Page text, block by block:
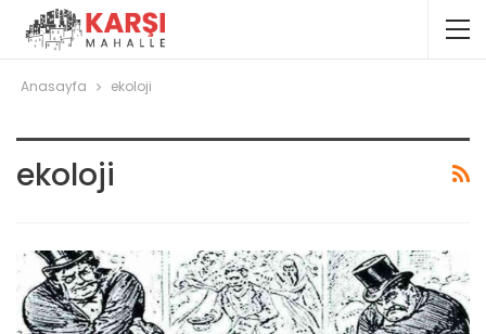
Anasayfa ekoloji
ekoloji